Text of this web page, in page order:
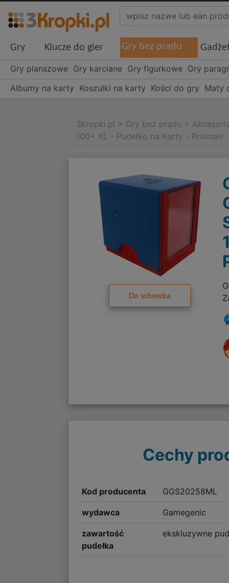
Gry Klucze do gier Gry bez prądu
Gry planszowe Gry karciane Gry figurkowe Gry
Albumy na karty Koszulki na karty Kości do gry Maty
3kropki.pl > Gry bez prądu >
100+ XL - Pudełko na Karty - Prismari
Do schowka
Cechy
Kod producenta GGS20258ML
wydawca Gamegenic
zawartość
pudełka
ekskluzywne